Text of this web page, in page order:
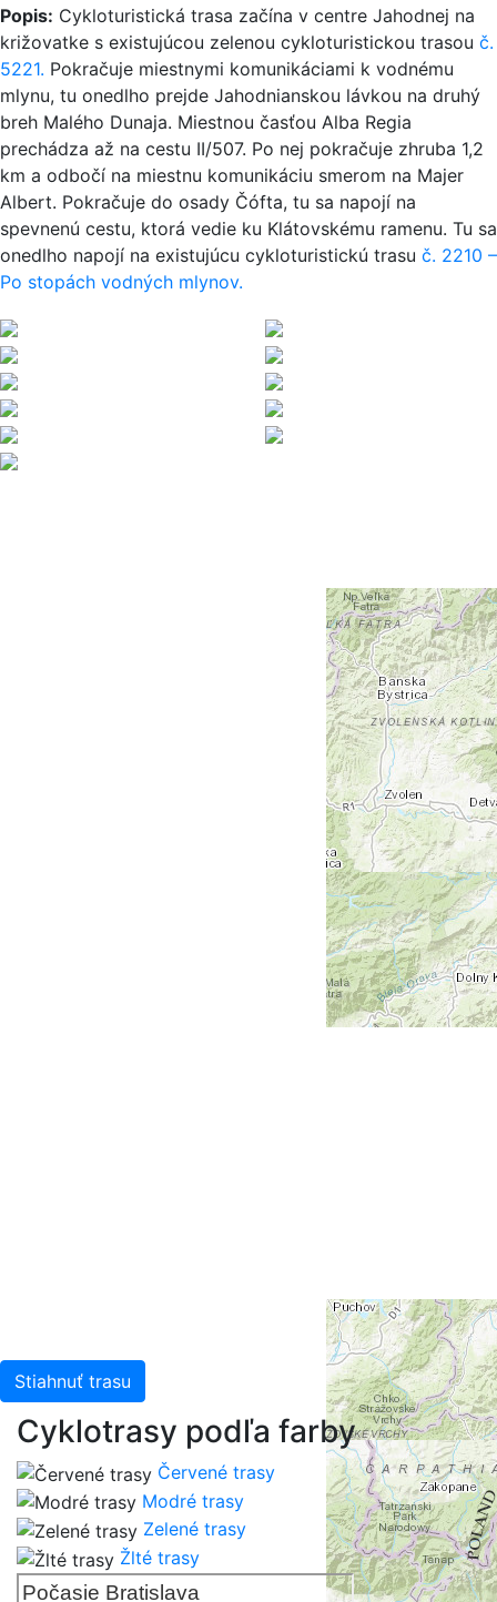
Popis: Cykloturistická trasa začína v centre Jahodnej na
križovatke s existujúcou zelenou cykloturistickou trasou č.
5221. Pokračuje miestnymi komunikáciami k vodnému
mlynu, tu onedlho prejde Jahodnianskou lávkou na druhý
breh Malého Dunaja. Miestnou časťou Alba Regia
prechádza až na cestu II/507. Po nej pokračuje zhruba 1,2
km a odbočí na miestnu komunikáciu smerom na Majer
Albert. Pokračuje do osady Čófta, tu sa napojí na
spevnenú cestu, ktorá vedie ku Klátovskému ramenu. Tu sa
onedlho napojí na existujúcu cykloturistickú trasu č. 2210 –
Po stopách vodných mlynov.
Stiahnuť trasu
Cyklotrasy podľa farby
Červené trasy
Modré trasy
Zelené trasy
Žlté trasy